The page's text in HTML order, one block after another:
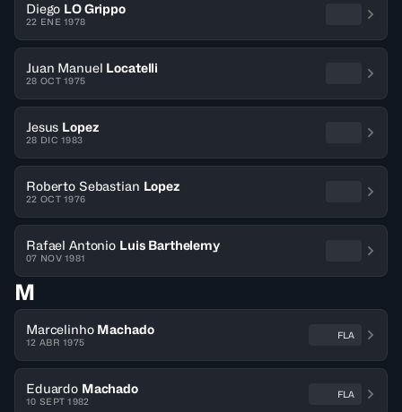
Diego LO Grippo
22 ENE 1978
Juan Manuel Locatelli
28 OCT 1975
Jesus Lopez
28 DIC 1983
Roberto Sebastian Lopez
22 OCT 1976
Rafael Antonio Luis Barthelemy
07 NOV 1981
M
Marcelinho Machado
12 ABR 1975
FLA
Eduardo Machado
10 SEPT 1982
FLA